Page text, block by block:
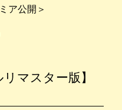
ア公開＞
マスター版】